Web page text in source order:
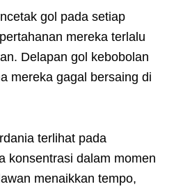
gol pada setiap
mereka terlalu
Delapan gol kebobolan
mereka gagal bersaing di
terlihat pada
konsentrasi dalam momen
menaikkan tempo,